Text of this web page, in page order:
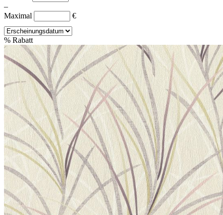
–
Maximal
€
% Rabatt